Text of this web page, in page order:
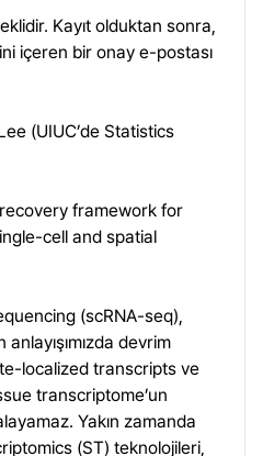
Kayıt olduktan sonra,
içeren bir onay e-postası
(UIUC’de Statistics
framework for
cell and spatial
(scRNA-seq),
devrim
localized transcripts ve
transcriptome’un
Yakın zamanda
(ST) teknolojileri,